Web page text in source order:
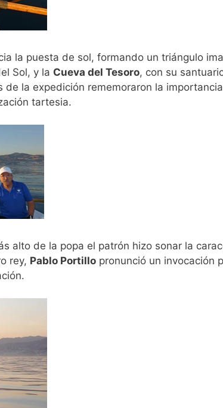
la puesta de sol, formando un triángulo
Sol, y la Cueva del Tesoro, con su
la expedición rememoraron la
tartesia.
alto de la popa el patrón hizo sonar la
rey, Pablo Portillo pronunció un invocación